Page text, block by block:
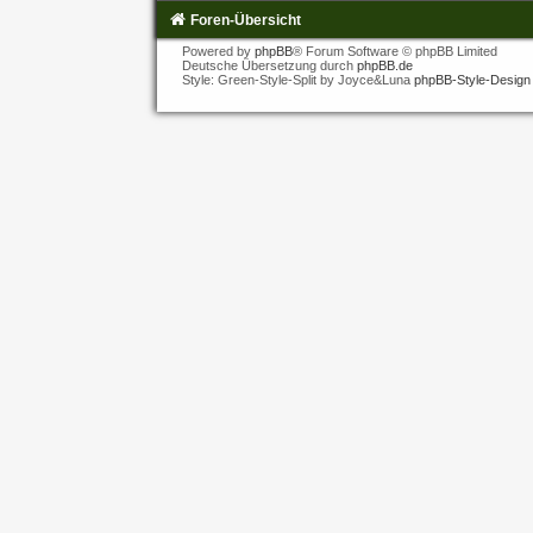
Foren-Übersicht
Powered by phpBB® Forum Software © phpBB Limited
Deutsche Übersetzung durch phpBB.de
Style: Green-Style-Split by Joyce&Luna phpBB-Style-Design